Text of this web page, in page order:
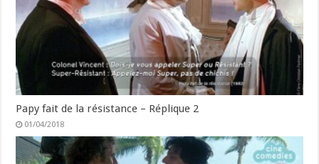
Papy fait de la résistance – Réplique 2
01/04/2018